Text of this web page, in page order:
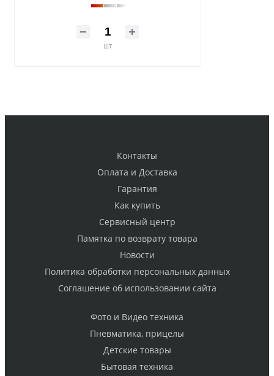
шт
Контакты
Оплата и Доставка
Гарантия
Как купить
Cервисный центр
Памятка по возврату товара
Новости
Политика обработки персональных данных
Cоглашение об использовании сайта
Фото и Видео техника
Пневматика, прицелы
Детские товары
Бытовая техника